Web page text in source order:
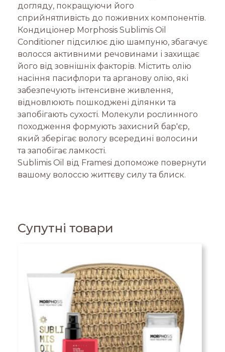
догляду, покращуючи його
сприйнятливість до поживних компонентів.
Кондиціонер Morphosis Sublimis Oil
Conditioner підсилює дію шампуню, збагачує
волосся активними речовинами і захищає
його від зовнішніх факторів. Містить олію
насіння пасифлори та арганову олію, які
забезпечують інтенсивне живлення,
відновлюють пошкоджені ділянки та
запобігають сухості. Молекули рослинного
походження формують захисний бар'єр,
який зберігає вологу всередині волосини
та запобігає ламкості.
Sublimis Oil від Framesi допоможе повернути
вашому волоссю життєву силу та блиск.
Супутні товари